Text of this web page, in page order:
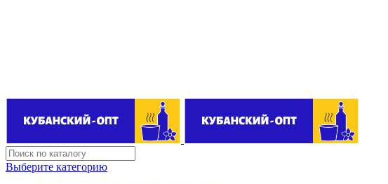
Выберите категорию